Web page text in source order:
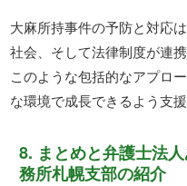
大麻所持事件の予防と対応
社会、そして法律制度が連
このような包括的なアプロ
な環境で成長できるよう支
8. まとめと弁護士法
務所札幌支部の紹介